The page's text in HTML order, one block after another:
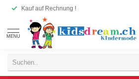
Kauf auf Rechnung !
MENU